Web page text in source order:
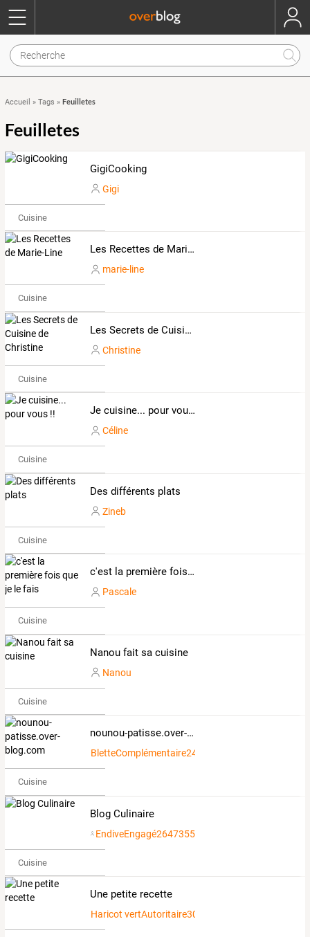
Accueil » Tags » Feuilletes
Feuilletes
GigiCooking
Gigi
Cuisine
Les Recettes de Marie-Line
marie-line
Cuisine
Les Secrets de Cuisine de Christine
Christine
Cuisine
Je cuisine... pour vous !!
Céline
Cuisine
Des différents plats
Zineb
Cuisine
c'est la première fois que je le fais
Pascale
Cuisine
Nanou fait sa cuisine
Nanou
Cuisine
nounou-patisse.over-blog.com
BletteComplémentaire2492974
Cuisine
Blog Culinaire
EndiveEngagé2647355
Cuisine
Une petite recette
Haricot vertAutoritaire3004721